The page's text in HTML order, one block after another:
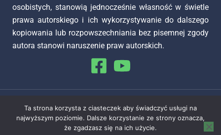
osobistych, stanowią jednocześnie własność w świetle
prawa autorskiego i ich wykorzystywanie do dalszego
kopiowania lub rozpowszechniania bez pisemnej zgody
autora stanowi naruszenie praw autorskich.
Copyright © 2026 Dom Styl Nieruchomości
Wykonanie Simm Oprogramowanie
Ta strona korzysta z ciasteczek aby świadczyć usługi na
najwyższym poziomie. Dalsze korzystanie ze strony oznacza,
że zgadzasz się na ich użycie.